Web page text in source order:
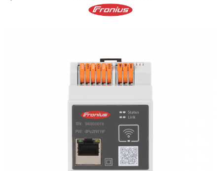
Cabluri semnalizare si control
Conductori rigizi cupru
Cabluri semnalizare incendiu
Cabluri semnalizare si control